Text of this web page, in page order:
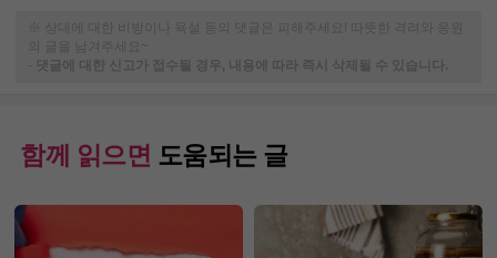
※ 상대에 대한 비방이나 욕설 등의 댓글은 피해주세요! 따뜻한 격려와 응원
의 글을 남겨주세요~
-
댓글에 대한 신고가 접수될 경우, 내용에 따라 즉시 삭제될 수 있습니다.
함께 읽으면 도움되는 글